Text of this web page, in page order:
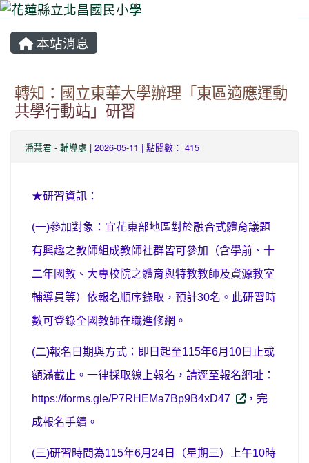
本站消息
轉知：國立東華大學辦理「東區適應運動
共學行動站」研習
潘慧君 - 輔導處 | 2026-05-11 | 點閱數： 415
★研習資訊：
(一)參加對象：宜花東部地區對於融合式體育議題
有興趣之教師組成教師社群皆可參加（含學前、十
二年國教、大專校院之體育與特教教師及資源教室
輔導員等）依報名順序錄取，預計30名。此研習時
數可登錄全國教師在職進修網。
(二)報名日期與方式：即日起至115年6月 10 日止或
額滿截止。一律採取線上報名，請逕至報名網址：
https://forms.gle/P7RHEMa7Bp9B4xD47
，完
成報名手續。
(三)研習時間為115年6月 24 日（星期三）上午10時